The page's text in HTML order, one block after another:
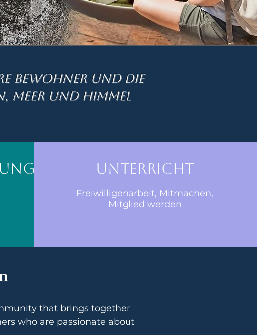
Bewohner und die
Meer und Himmel
Unterricht
Freiwilligenarbeit, Mitmachen,
Mitglied werden
that brings together
who are passionate about